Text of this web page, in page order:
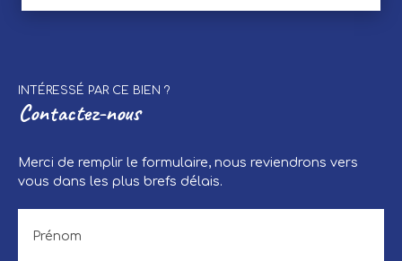
INTÉRESSÉ PAR CE BIEN ?
Contactez-nous
Merci de remplir le formulaire, nous reviendrons vers
vous dans les plus brefs délais.
Prénom